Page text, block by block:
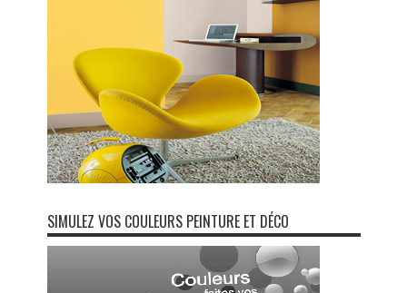
SIMULEZ VOS COULEURS PEINTURE ET DÉCO